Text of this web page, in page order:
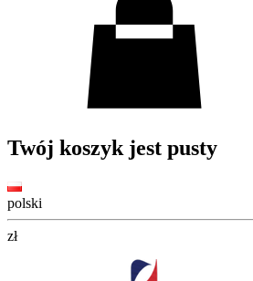
Twój koszyk jest pusty
polski
zł